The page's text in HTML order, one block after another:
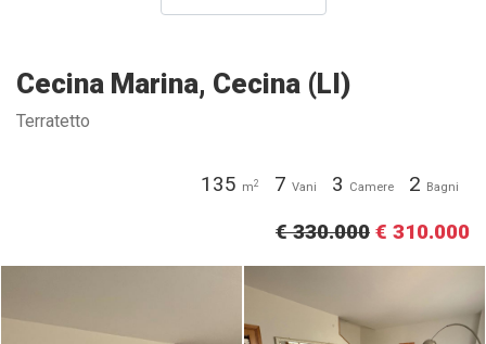
Cecina Marina, Cecina (LI)
Terratetto
135 m2 7 Vani 3 Camere 2 Bagni
€ 330.000 € 310.000
Marina, Cecina (LI) [2/27]